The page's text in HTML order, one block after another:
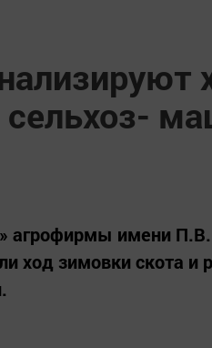
сельхоз-
агрофирмы имени
ход зимовки скота и